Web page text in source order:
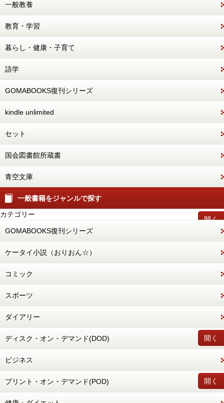
一般教養
教育・学習
暮らし・健康・子育て
語学
GOMABOOKS復刊シリーズ
kindle unlimited
セット
国会図書館所蔵書
青空文庫
一般書籍をジャンルで探す
開く
カテゴリー
GOMABOOKS復刊シリーズ
ケータイ小説（おりおん☆）
コミック
スポーツ
ダイアリー
開く
ディスク・オン・デマンド(DOD)
ビジネス
開く
プリント・オン・デマンド(POD)